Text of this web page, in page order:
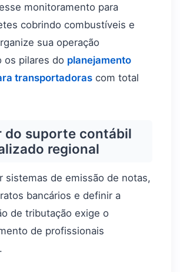
monitoramento para
cobrindo combustíveis e
sua operação
os pilares do planejamento
transportadoras com total
do suporte contábil
regional
sistemas de emissão de notas,
bancários e definir a
de tributação exige o
de profissionais